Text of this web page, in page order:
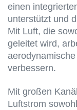
einen
unterstützt und
Mit Luft, die
geleitet wird,
verbessern.
Mit großen
Luftstrom